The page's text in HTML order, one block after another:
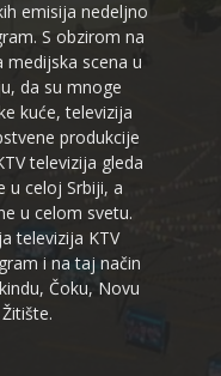
emisija nedeljno
S obzirom na
scena u
da su mnoge
kuće, televizija
produkcije
televizija gleda
u celoj Srbiji, a
u celom svetu.
televizija KTV
i na taj način
Čoku, Novu